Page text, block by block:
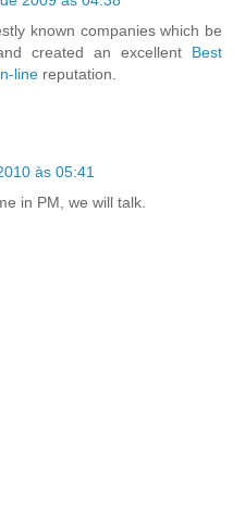
known companies which be
created an excellent Best
line reputation.
às 05:41
in PM, we will talk.